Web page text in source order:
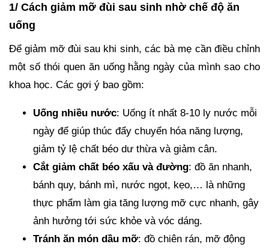
1/ Cách giảm mỡ đùi sau sinh nhờ chế độ ăn
uống
Để giảm mỡ đùi sau khi sinh, các bà mẹ cần điều chỉnh
một số thói quen ăn uống hằng ngày của mình sao cho
khoa học. Các gợi ý bao gồm:
Uống nhiều nước: Uống ít nhất 8-10 ly nước mỗi
ngày để giúp thúc đẩy chuyển hóa năng lượng,
giảm tỷ lệ chất béo dư thừa và giảm cân.
Cắt giảm chất béo xấu và đường: đồ ăn nhanh,
bánh quy, bánh mì, nước ngọt, kẹo,… là những
thực phẩm làm gia tăng lượng mỡ cực nhanh, gây
ảnh hưởng tới sức khỏe và vóc dáng.
Tránh ăn món dầu mỡ: đồ chiên rán, mỡ động